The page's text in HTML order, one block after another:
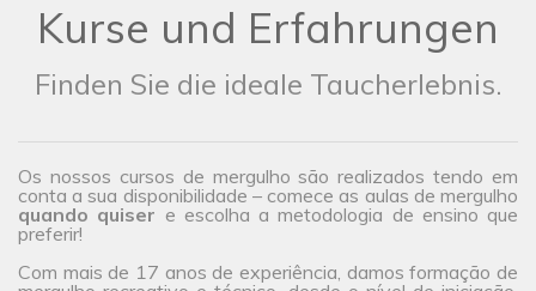
Kurse und Erfahrungen
Finden Sie die ideale Taucherlebnis.
Os nossos cursos de mergulho são realizados tendo em
conta a sua disponibilidade – comece as aulas de mergulho
quando quiser e escolha a metodologia de ensino que
preferir!
Com mais de 17 anos de experiência, damos formação de